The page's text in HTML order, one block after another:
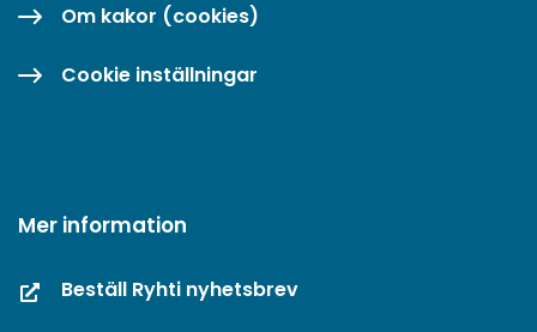
Om kakor (cookies)
Cookie inställningar
Mer information
Beställ Ryhti nyhetsbrev